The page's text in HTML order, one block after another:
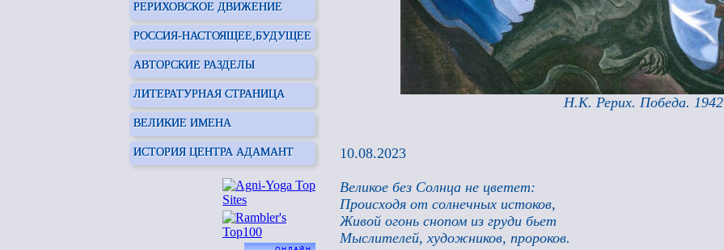
РЕРИХОВСКОЕ ДВИЖЕНИЕ
РОССИЯ-НАСТОЯЩЕЕ,БУДУЩЕЕ
АВТОРСКИЕ РАЗДЕЛЫ
ЛИТЕРАТУРНАЯ СТРАНИЦА
ВЕЛИКИЕ ИМЕНА
ИСТОРИЯ ЦЕНТРА АДАМАНТ
Н.К. Рерих. Победа. 1942
10.08.2023
Великое без Солнца не цветет:
Происходя от солнечных истоков,
Живой огонь снопом из груди бьет
Мыслителей, художников, пророков.